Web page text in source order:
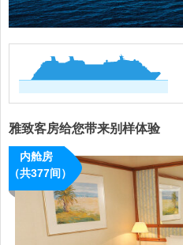
雅致客房给您带来别样体验
内舱房
（共377间）